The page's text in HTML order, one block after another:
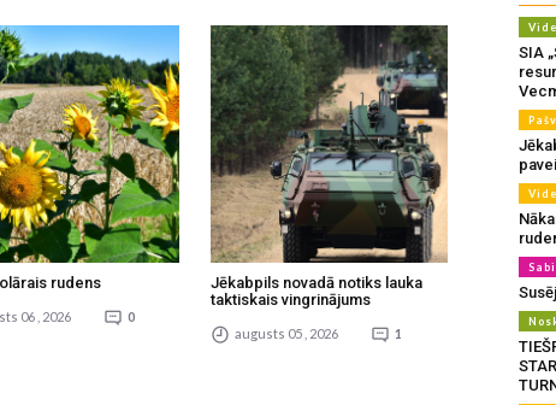
rudens
06 , 2026 0
Jēkabpils novadā notiks lauka
taktiskais vingrinājums
augusts 05 , 2026 1
SIA